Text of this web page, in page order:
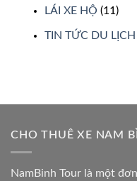
LÁI XE HỘ (11)
TIN TỨC DU LỊCH
CHO THUÊ XE NAM
NamBinh Tour là một